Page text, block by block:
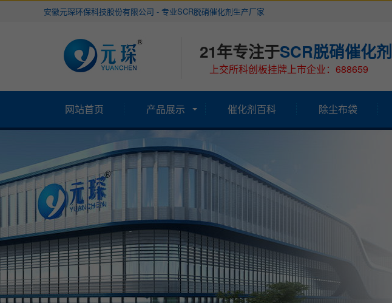
安徽元琛环保科技股份有限公司 - 专业SCR脱硝催化剂生产厂家
21年专注于SCR脱硝催化剂
上交所科创板挂牌上市企业：688659
网站首页 产品展示 催化剂百科 除尘布袋